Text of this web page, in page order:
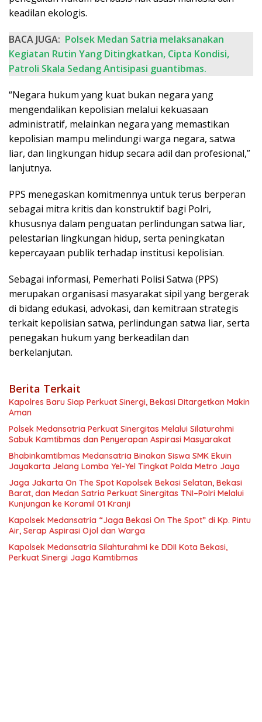
keadilan ekologis.
BACA JUGA: Polsek Medan Satria melaksanakan
Kegiatan Rutin Yang Ditingkatkan, Cipta Kondisi,
Patroli Skala Sedang Antisipasi guantibmas.
“Negara hukum yang kuat bukan negara yang
mengendalikan kepolisian melalui kekuasaan
administratif, melainkan negara yang memastikan
kepolisian mampu melindungi warga negara, satwa
liar, dan lingkungan hidup secara adil dan profesional,”
lanjutnya.
PPS menegaskan komitmennya untuk terus berperan
sebagai mitra kritis dan konstruktif bagi Polri,
khususnya dalam penguatan perlindungan satwa liar,
pelestarian lingkungan hidup, serta peningkatan
kepercayaan publik terhadap institusi kepolisian.
Sebagai informasi, Pemerhati Polisi Satwa (PPS)
merupakan organisasi masyarakat sipil yang bergerak
di bidang edukasi, advokasi, dan kemitraan strategis
terkait kepolisian satwa, perlindungan satwa liar, serta
penegakan hukum yang berkeadilan dan
berkelanjutan.
Berita Terkait
Kapolres Baru Siap Perkuat Sinergi, Bekasi Ditargetkan Makin
Aman
Polsek Medansatria Perkuat Sinergitas Melalui Silaturahmi
Sabuk Kamtibmas dan Penyerapan Aspirasi Masyarakat
Bhabinkamtibmas Medansatria Binakan Siswa SMK Ekuin
Jayakarta Jelang Lomba Yel-Yel Tingkat Polda Metro Jaya
Jaga Jakarta On The Spot Kapolsek Bekasi Selatan, Bekasi
Barat, dan Medan Satria Perkuat Sinergitas TNI–Polri Melalui
Kunjungan ke Koramil 01 Kranji
Kapolsek Medansatria “Jaga Bekasi On The Spot” di Kp. Pintu
Air, Serap Aspirasi Ojol dan Warga
Kapolsek Medansatria Silahturahmi ke DDII Kota Bekasi,
Perkuat Sinergi Jaga Kamtibmas